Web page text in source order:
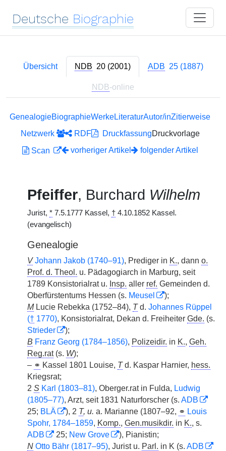
Deutsche Biographie
Übersicht NDB 20 (2001) ADB 25 (1887)
NDB-online
GenealogieBiographieWerkeLiteraturAutor/inZitierweise
Netzwerk
RDF DruckfassungDruckvorlage
Scan
vorheriger Artikel folgender Artikel
Pfeiffer, Burchard Wilhelm
Jurist, * 7.5.1777 Kassel, † 4.10.1852 Kassel.
(evangelisch)
Genealogie
V Johann Jakob (1740–91), Prediger in K., dann o.
Prof. d. Theol. u. Pädagogiarch in Marburg, seit
1789 Konsistorialrat u. Insp. aller ref. Gemeinden d.
Oberfürstentums Hessen (s. Meusel
);
MLucie Rebekka (1752–84), Td. Johannes Rüppel
(† 1770), Konsistorialrat, Dekan d. Freiheiter Gde. (s.
Strieder
);
B Franz Georg (1784–1856), Polizeidir. in K., Geh.
Reg.rat(s. W);
– ⚭ Kassel 1801 Louise, Td. Kaspar Harnier, hess.
Kriegsrat;
2 S Karl (1803–81), Oberger.rat in Fulda, Ludwig
(1805–77), Arzt, seit 1831 Naturforscher (s. ADB
25; BLÄ ), 2 T, u. a. Marianne (1807–92, ⚭ Louis
Spohr, 1784–1859, Komp., Gen.musikdir. in K., s.
ADB
25; New Grove
), Pianistin;
N Otto Bähr (1817–95), Jurist u. Parl. in K (s. ADB